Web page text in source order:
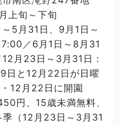
上旬～下旬
5月31日、9月1日～
／6月1日～8月31
月23日～3月31日：
と12月22日が日曜
12月22日に開園
円、15歳未満無料、
（12月23日～3月31